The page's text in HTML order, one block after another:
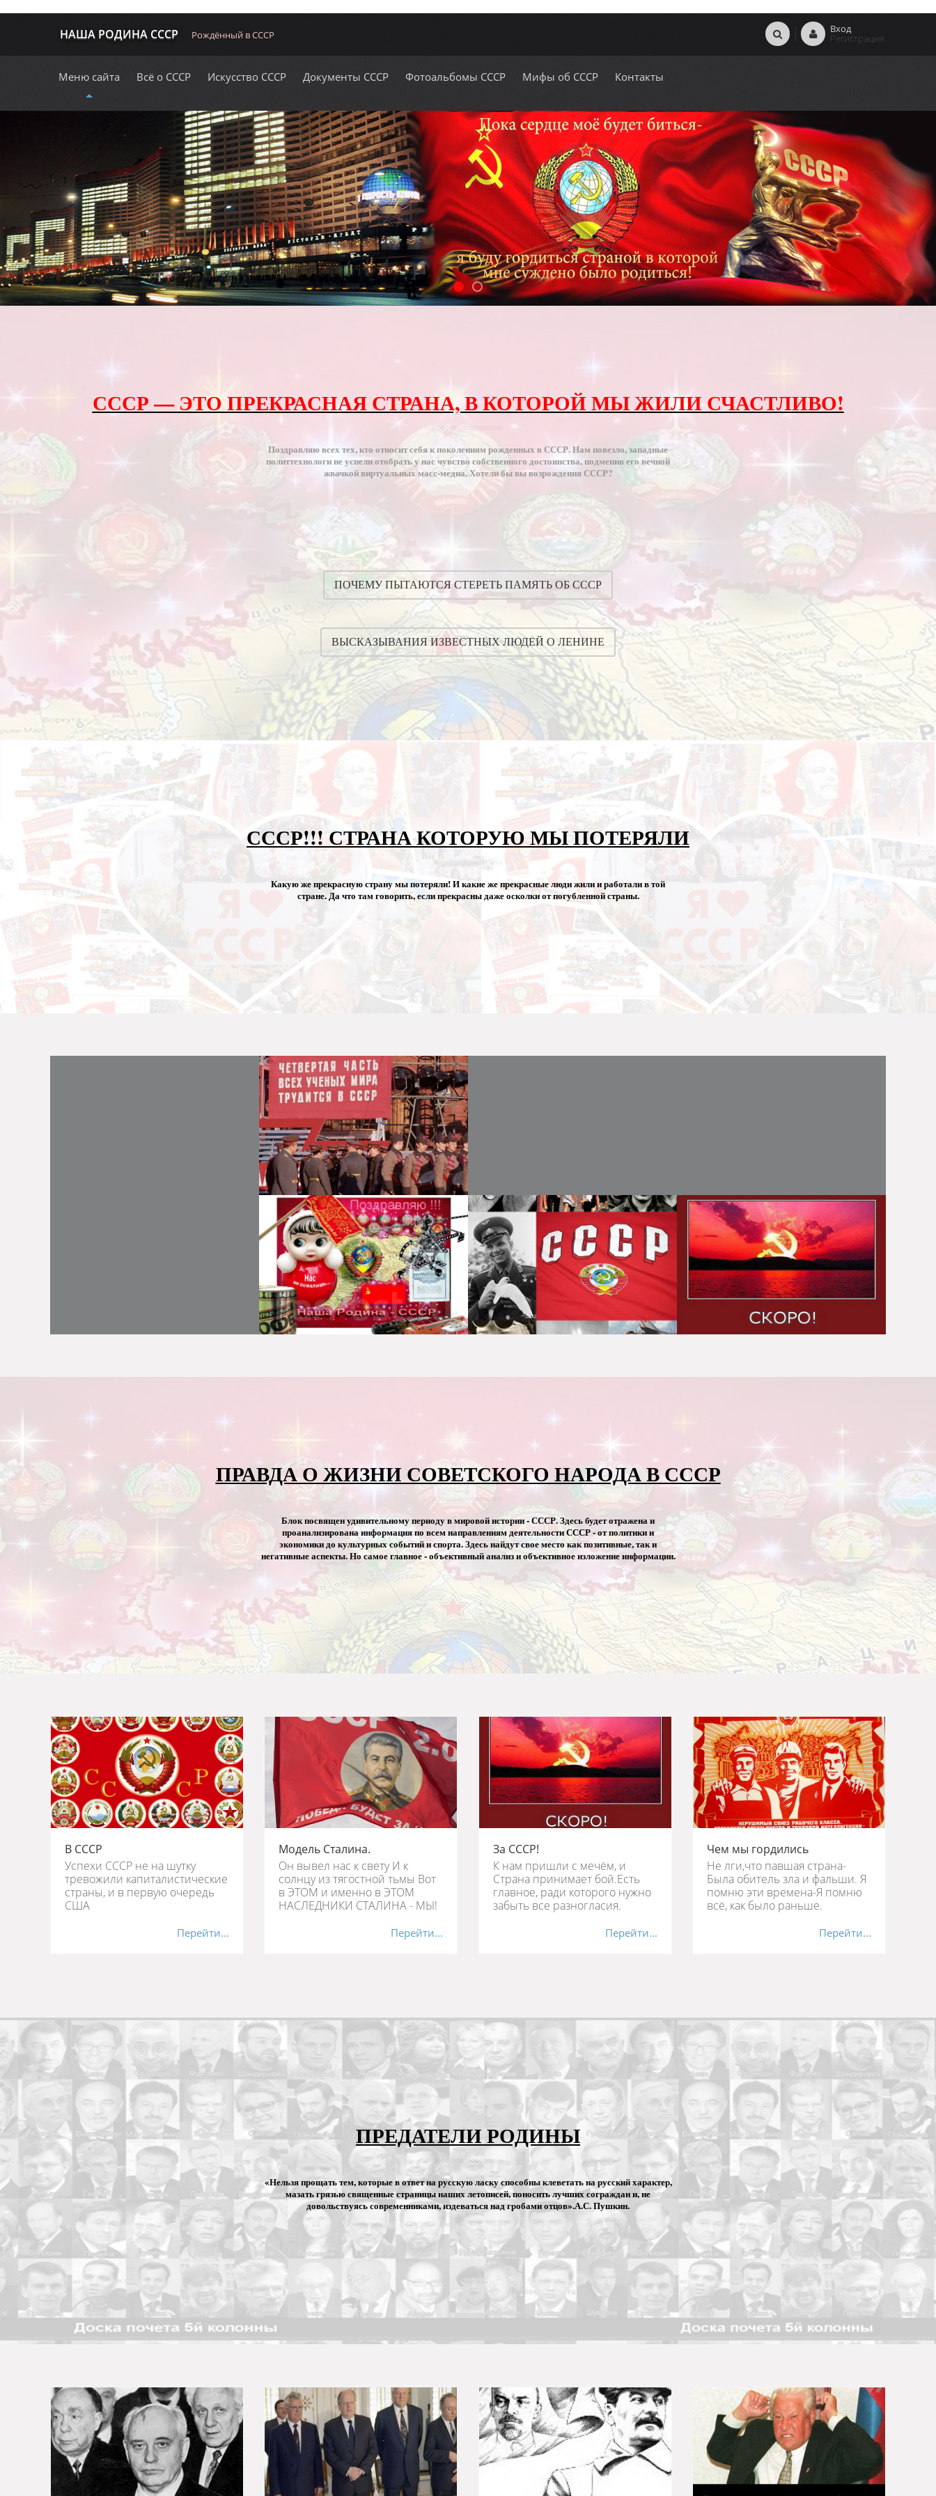
НАША РОДИНА СССР Рождённый в СССР Вход
Регистрация
Меню сайта Всё о СССР Искусство СССР Документы СССР Фотоальбомы СССР Мифы об СССР Контакты
СССР — ЭТО ПРЕКРАСНАЯ СТРАНА, В КОТОРОЙ МЫ ЖИЛИ СЧАСТЛИВО!
Поздравляю всех тех, кто относит себя к поколениям рожденных в СССР. Нам повезло, западные
политтехнологи не успели отобрать у нас чувство собственного достоинства, подменив его вечной
жвачкой виртуальных масс-медиа. Хотели бы вы возрождения СССР?
ПОЧЕМУ ПЫТАЮТСЯ СТЕРЕТЬ ПАМЯТЬ ОБ СССР
ВЫСКАЗЫВАНИЯ ИЗВЕСТНЫХ ЛЮДЕЙ О ЛЕНИНЕ
СССР!!! СТРАНА КОТОРУЮ МЫ ПОТЕРЯЛИ
Какую же прекрасную страну мы потеряли! И какие же прекрасные люди жили и работали в той
стране. Да что там говорить, если прекрасны даже осколки от погубленной страны.
ПРАВДА О ЖИЗНИ СОВЕТСКОГО НАРОДА В СССР
Блок посвящен удивительному периоду в мировой истории - СССР. Здесь будет отражена и
проанализирована информация по всем направлениям деятельности СССР - от политики и
экономики до культурных событий и спорта. Здесь найдут свое место как позитивные, так и
негативные аспекты. Но самое главное - объективный анализ и объективное изложение информации.
В СССР
Успехи СССР не на шутку
тревожили капиталистические
страны, и в первую очередь
США
Перейти...
Модель Сталина.
Он вывел нас к свету И к
солнцу из тягостной тьмы Вот
в ЭТОМ и именно в ЭТОМ
НАСЛЕДНИКИ СТАЛИНА - МЫ!
Перейти...
За СССР!
К нам пришли с мечём, и
Cтрана принимает бой.Есть
главное, ради которого нужно
забыть все разногласия.
Перейти...
Чем мы гордились
Не лги,что павшая страна-
Была обитель зла и фальши. Я
помню эти времена-Я помню
всё, как было раньше.
Перейти...
ПРЕДАТЕЛИ РОДИНЫ
«Нельзя прощать тем, которые в ответ на русскую ласку способны клеветать на русский характер,
мазать грязью священные страницы наших летописей, поносить лучших сограждан и, не
довольствуясь современниками, издеваться над гробами отцов».А.С. Пушкин.